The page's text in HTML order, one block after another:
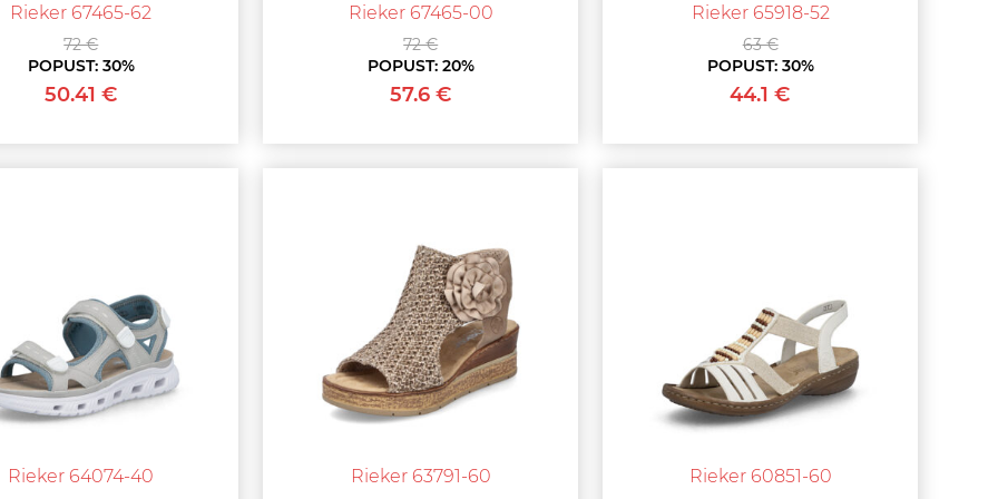
Rieker 67465-62
72 €
POPUST: 30%
50.41 €
Rieker 67465-00
72 €
POPUST: 20%
57.6 €
Rieker 65918-52
63 €
POPUST: 30%
44.1 €
Rieker 64074-40 Rieker 63791-60 Rieker 60851-60